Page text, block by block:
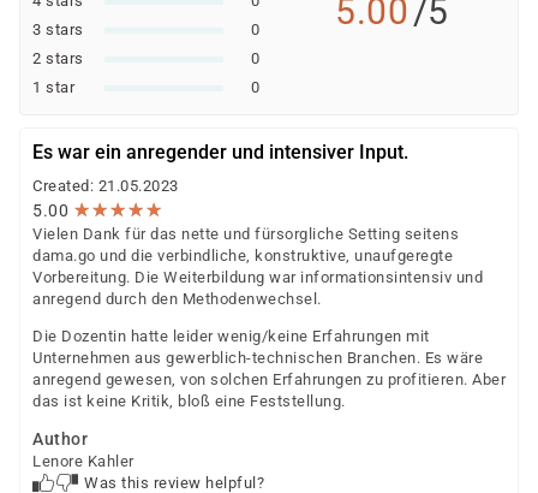
3 stars
0
2 stars
0
1 star
0
5.00/5
Es war ein anregender und intensiver Input.
Created: 21.05.2023
5.00 ★★★★★
★★★★★
Vielen Dank für das nette und fürsorgliche Setting seitens
dama.go und die verbindliche, konstruktive, unaufgeregte
Vorbereitung. Die Weiterbildung war informationsintensiv und
anregend durch den Methodenwechsel.
Die Dozentin hatte leider wenig/keine Erfahrungen mit
Unternehmen aus gewerblich-technischen Branchen. Es wäre
anregend gewesen, von solchen Erfahrungen zu profitieren. Aber
das ist keine Kritik, bloß eine Feststellung.
Author
Lenore Kahler
Was this review helpful?